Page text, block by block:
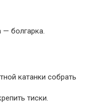
— болгарка.
катанки собрать
тиски.